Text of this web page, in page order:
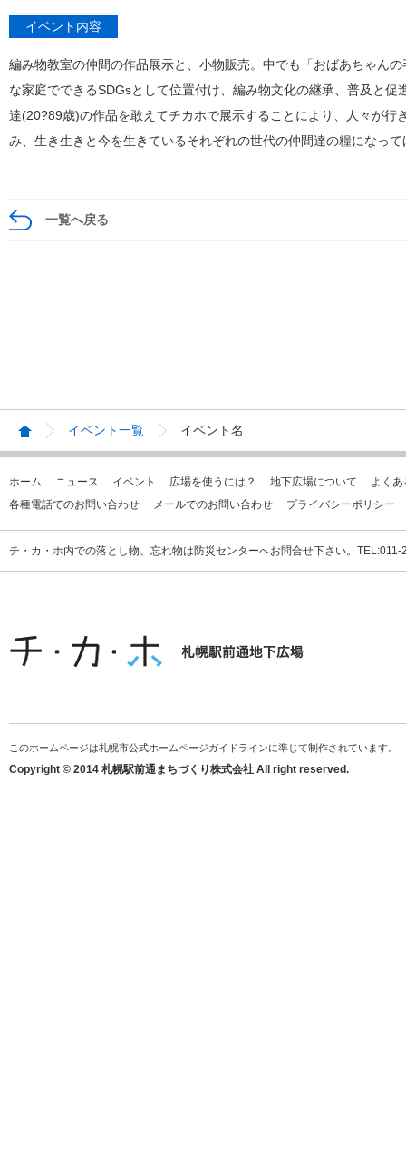
イベント内容
編み物教室の仲間の作品展示と、小物販売。中でも「おばあちゃん
な家庭でできるSDGsとして位置付け、編み物文化の継承、普及と
達(20?89歳)の作品を敢えてチカホで展示することにより、人々が
み、生き生きと今を生きているそれぞれの世代の仲間達の糧になっ
一覧へ戻る
イベント一覧 イベント名
ホーム ニュース イベント 広場を使うには？ 地下広場について
よく
各種電話でのお問い合わせ
メールでのお問い合わせ プライバシーポリシー
チ・カ・ホ内での落とし物、忘れ物は防災センターへお問合せ下さい。
このホームページは札幌市公式ホームページガイドラインに準じて制作されています。
Copyright © 2014 札幌駅前通まちづくり株式会社 All right reserved.